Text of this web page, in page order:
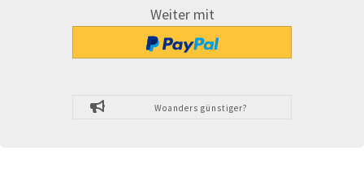
Weiter mit
Woanders günstiger?